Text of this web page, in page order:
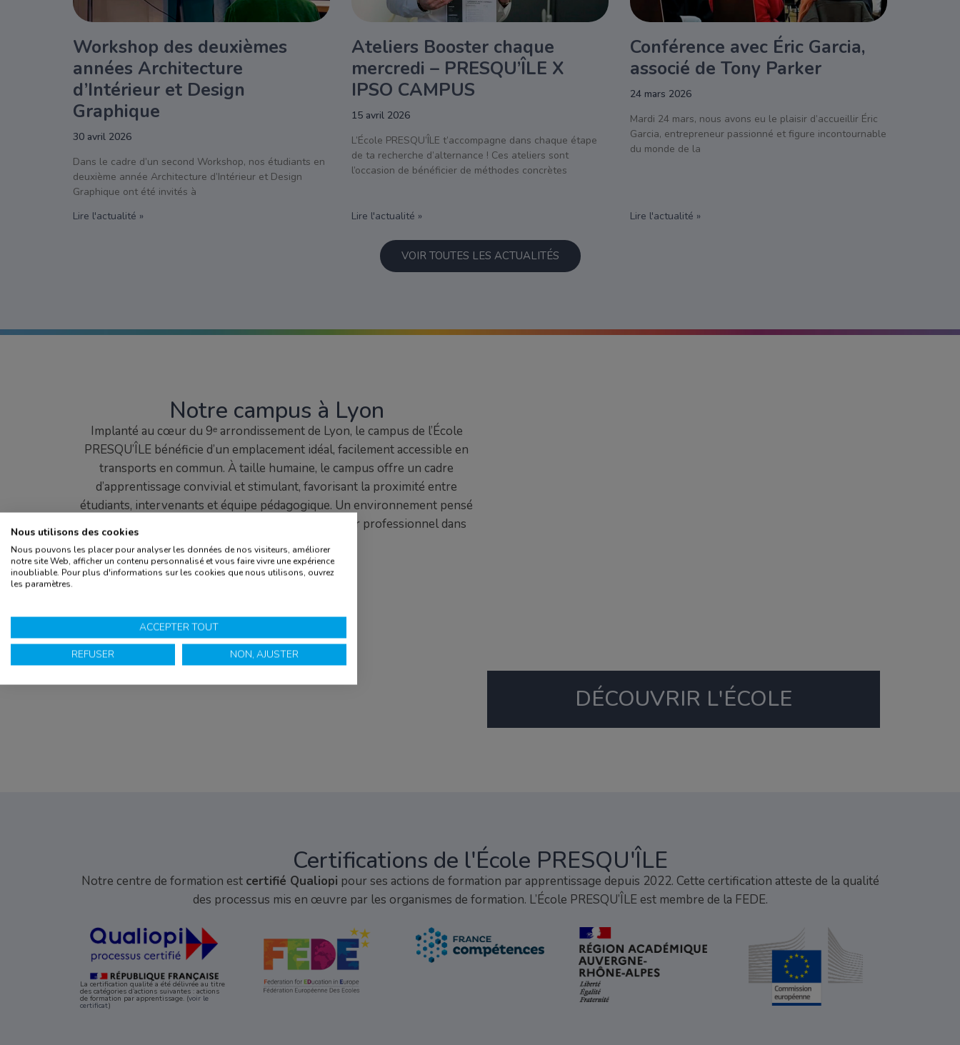
Workshop des deuxièmes
années Architecture
d’Intérieur et Design
Graphique
30 avril 2026
Dans le cadre d’un second Workshop, nos étudiants en
deuxième année Architecture d’Intérieur et Design
Graphique ont été invités à
Lire l'actualité »
Ateliers Booster chaque
mercredi – PRESQU’ÎLE X
IPSO CAMPUS
15 avril 2026
L’École PRESQU’ÎLE t’accompagne dans chaque étape
de ta recherche d’alternance ! Ces ateliers sont
l’occasion de bénéficier de méthodes concrètes
Lire l'actualité »
Conférence avec Éric Garcia,
associé de Tony Parker
24 mars 2026
Mardi 24 mars, nous avons eu le plaisir d’accueillir Éric
Garcia, entrepreneur passionné et figure incontournable
du monde de la
Lire l'actualité »
VOIR TOUTES LES ACTUALITÉS
Notre campus à Lyon
Implanté au cœur du 9ᵉ arrondissement de Lyon, le campus de l’École
PRESQU’ÎLE bénéficie d’un emplacement idéal, facilement accessible en
transports en commun. À taille humaine, le campus offre un cadre
d’apprentissage convivial et stimulant, favorisant la proximité entre
étudiants, intervenants et équipe pédagogique. Un environnement pensé
pour apprendre, échanger et construire son avenir professionnel dans
les meilleures conditions.
DÉCOUVRIR L'ÉCOLE
Certifications de l'École PRESQU'ÎLE
Notre centre de formation est certifié Qualiopi pour ses actions de formation par apprentissage depuis 2022. Cette certification atteste de la qualité
des processus mis en œuvre par les organismes de formation. L’École PRESQU’ÎLE est membre de la FEDE.
La certification qualité a été délivrée au titre
des catégories d’actions suivantes : actions
de formation par apprentissage. (voir le
certificat)
Nous utilisons des cookies
Nous pouvons les placer pour analyser les données de nos visiteurs, améliorer
notre site Web, afficher un contenu personnalisé et vous faire vivre une expérience
inoubliable. Pour plus d'informations sur les cookies que nous utilisons, ouvrez
les paramètres.
ACCEPTER TOUT
REFUSER
NON, AJUSTER